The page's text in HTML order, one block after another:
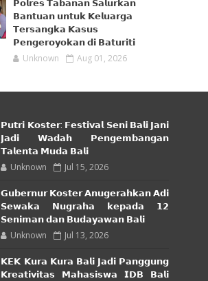
𝗣𝗼𝗹𝗿𝗲𝘀 𝗧𝗮𝗯𝗮𝗻𝗮𝗻 𝗦𝗮𝗹𝘂𝗿𝗸𝗮𝗻
𝗕𝗮𝗻𝘁𝘂𝗮𝗻 𝘂𝗻𝘁𝘂𝗸 𝗞𝗲𝗹𝘂𝗮𝗿𝗴𝗮
𝗧𝗲𝗿𝘀𝗮𝗻𝗴𝗸𝗮 𝗞𝗮𝘀𝘂𝘀
𝗣𝗲𝗻𝗴𝗲𝗿𝗼𝘆𝗼𝗸𝗮𝗻 𝗱𝗶 𝗕𝗮𝘁𝘂𝗿𝗶𝘁𝗶
Unknown Aug 01, 2026
𝗣𝘂𝘁𝗿𝗶 𝗞𝗼𝘀𝘁𝗲𝗿: 𝗙𝗲𝘀𝘁𝗶𝘃𝗮𝗹 𝗦𝗲𝗻𝗶 𝗕𝗮𝗹𝗶 𝗝𝗮𝗻𝗶
𝗝𝗮𝗱𝗶 𝗪𝗮𝗱𝗮𝗵 𝗣𝗲𝗻𝗴𝗲𝗺𝗯𝗮𝗻𝗴𝗮𝗻
𝗧𝗮𝗹𝗲𝗻𝘁𝗮 𝗠𝘂𝗱𝗮 𝗕𝗮𝗹𝗶
Unknown Jul 15, 2026
𝗚𝘂𝗯𝗲𝗿𝗻𝘂𝗿 𝗞𝗼𝘀𝘁𝗲𝗿 𝗔𝗻𝘂𝗴𝗲𝗿𝗮𝗵𝗸𝗮𝗻 𝗔𝗱𝗶
𝗦𝗲𝘄𝗮𝗸𝗮 𝗡𝘂𝗴𝗿𝗮𝗵𝗮 𝗸𝗲𝗽𝗮𝗱𝗮 𝟭𝟮
𝗦𝗲𝗻𝗶𝗺𝗮𝗻 𝗱𝗮𝗻 𝗕𝘂𝗱𝗮𝘆𝗮𝘄𝗮𝗻 𝗕𝗮𝗹𝗶
Unknown Jul 13, 2026
𝗞𝗘𝗞 𝗞𝘂𝗿𝗮 𝗞𝘂𝗿𝗮 𝗕𝗮𝗹𝗶 𝗝𝗮𝗱𝗶 𝗣𝗮𝗻𝗴𝗴𝘂𝗻𝗴
𝗞𝗿𝗲𝗮𝘁𝗶𝘃𝗶𝘁𝗮𝘀 𝗠𝗮𝗵𝗮𝘀𝗶𝘀𝘄𝗮 𝗜𝗗𝗕 𝗕𝗮𝗹𝗶